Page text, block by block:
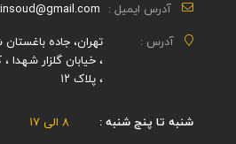
آدرس ایمیل :
آدرس :
تهران، جاده
، خیابان گلزار شهدا
، پلاک ۱۲
شنبه تا پنج شنبه : ۸ الی ۱۷